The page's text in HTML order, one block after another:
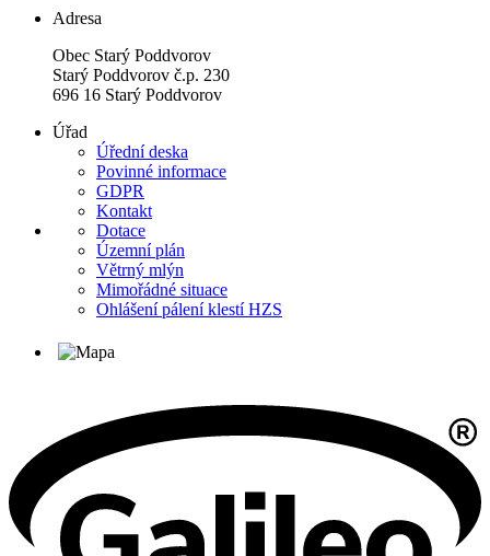
Adresa
Obec Starý Poddvorov
Starý Poddvorov č.p. 230
696 16 Starý Poddvorov
Úřad
Úřední deska
Povinné informace
GDPR
Kontakt
Dotace
Územní plán
Větrný mlýn
Mimořádné situace
Ohlášení pálení klestí HZS